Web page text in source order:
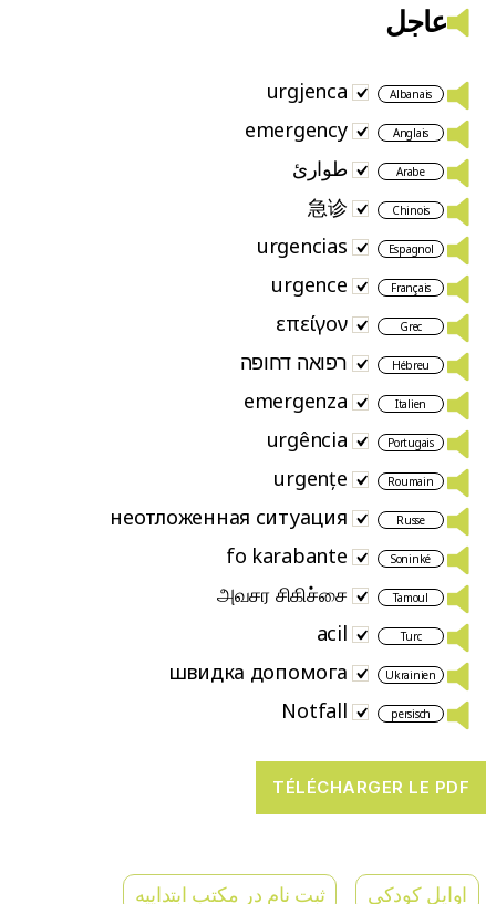
عاجل
Albanais
urgjenca
Anglais
emergency
Arabe طوارئ
Chinois
急诊
Espagnol
urgencias
Français
urgence
Grec
επείγον
Hébreu רפואה דחופה
Italien
emergenza
Portugais
urgência
Roumain
urgențe
Russe
неотложенная ситуация
Soninké
fo karabante
Tamoul
அவசர சிகிச்சை
Turc
acil
Ukrainien
швидка допомога
persisch
Notfall
اوایل کودکی ثبت نام در مکتب ابتداییه